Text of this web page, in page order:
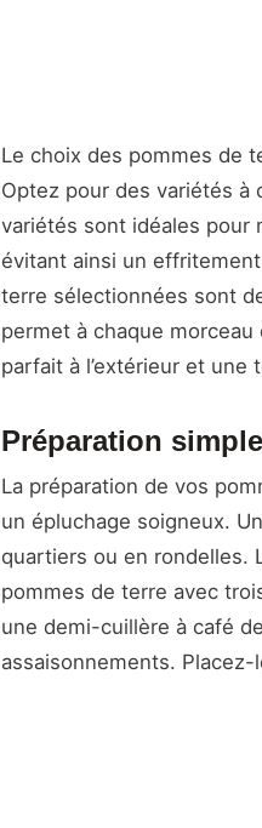
Le choix des pommes de
Optez pour des variétés à
variétés sont idéales pour
évitant ainsi un
terre sélectionnées sont
permet à chaque
parfait à l’extérieur et une
Préparation
La préparation de vos
un épluchage soigneux.
quartiers ou en rondelles.
pommes de terre avec
une demi-cuillère à café
assaisonnements.